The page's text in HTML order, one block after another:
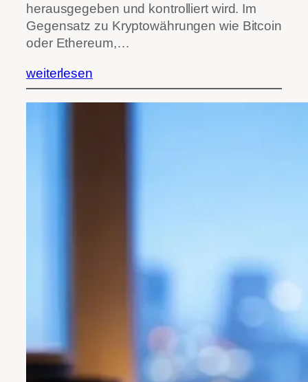
herausgegeben und kontrolliert wird. Im
Gegensatz zu Kryptowährungen wie Bitcoin
oder Ethereum,…
weiterlesen